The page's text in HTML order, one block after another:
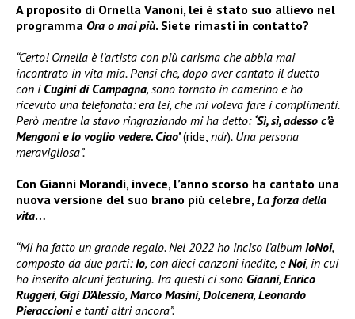
A proposito di Ornella Vanoni, lei è stato suo allievo nel
programma Ora o mai più. Siete rimasti in contatto?
“Certo! Ornella è l’artista con più carisma che abbia mai
incontrato in vita mia. Pensi che, dopo aver cantato il duetto
con i Cugini di Campagna, sono tornato in camerino e ho
ricevuto una telefonata: era lei, che mi voleva fare i complimenti.
Però mentre la stavo ringraziando mi ha detto: ‘Sì, sì, adesso c’è
Mengoni e lo voglio vedere. Ciao’(ride, ndr). Una persona
meravigliosa”.
Con Gianni Morandi, invece, l’anno scorso ha cantato una
nuova versione del suo brano più celebre, La forza della
vita…
“Mi ha fatto un grande regalo. Nel 2022 ho inciso l’album IoNoi,
composto da due parti:Io, con dieci canzoni inedite, eNoi, in cui
ho inserito alcuni featuring. Tra questi ci sono Gianni, Enrico
Ruggeri, Gigi D’Alessio, Marco Masini, Dolcenera, Leonardo
Pieraccionie tanti altri ancora”.